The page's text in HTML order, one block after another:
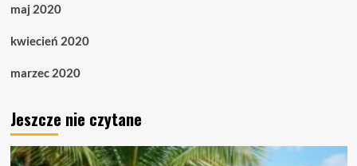
maj 2020
kwiecień 2020
marzec 2020
Jeszcze nie czytane